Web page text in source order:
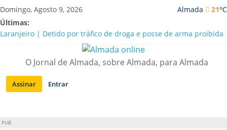
Saltar
para
conteúdo
Almada 21oC
Domingo, Agosto 9, 2026
Últimas:
Laranjeiro | Detido por tráfico de droga e posse de arma proibida
A “crise” da água em Almada: ilações e ensinamentos necessários
Costa da Caparica | Polícia Marítima e ASAE detectam
irregularidades em habitações e restaurantes
APA diz que falta de água em Almada “foi um problema de má
O Jornal de Almada, sobre Almada, para Almada
Assinar Entrar
PUB